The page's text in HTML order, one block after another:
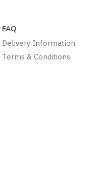
FAQ
Delivery Information
Terms & Conditions